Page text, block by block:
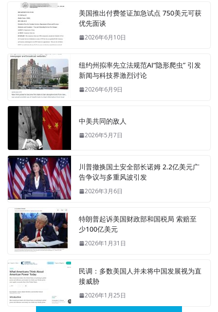
美国推出付费签证加急试点 750美元可获
优先面谈
2026年6月10日
纽约州拟率先立法规范AI“隐形爬虫” 引发
新闻与科技界激烈讨论
2026年6月9日
中美共同的敌人
2026年5月7日
川普撤换国土安全部长诺姆 2.2亿美元广
告争议与多重风波引发
2026年3月6日
特朗普起诉美国财政部和国税局 索赔至
少100亿美元
2026年1月31日
民调：多数美国人并未将中国发展视为直
接威胁
2026年1月25日